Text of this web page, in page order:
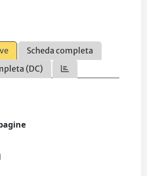
Scheda completa
(DC)